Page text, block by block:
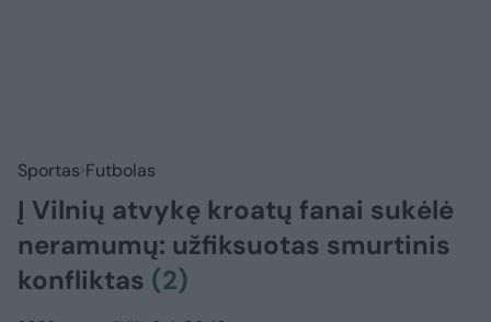
Sportas Futbolas
Į Vilnių atvykę kroatų fanai sukėlė
neramumų: užfiksuotas smurtinis
konfliktas (2)